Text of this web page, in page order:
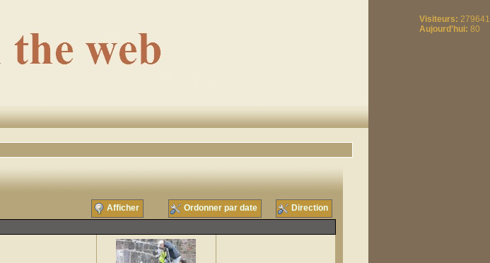
Visiteurs: 279641
Aujourd'hui: 80
Afficher Ordonner par date Direction